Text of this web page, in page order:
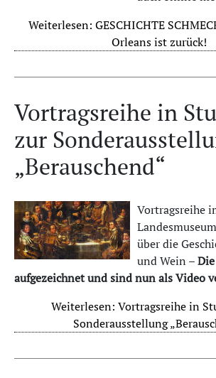
Weiterlesen: GESCHICHTE
Orleans ist zurück!
Vortragsreihe in
zur
„Berauschend“
Vortragsreihe
über die
und Wein –
aufgezeichnet und sind nun als Video
Weiterlesen: Vortragsreihe in
Sonderausstellung